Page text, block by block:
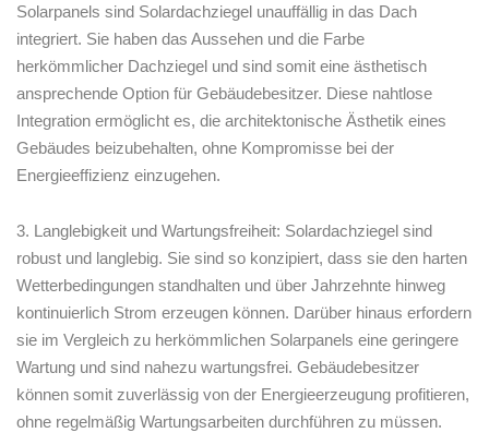
Solarpanels sind Solardachziegel unauffällig in das Dach
integriert.​ Sie haben ‌das‌ Aussehen und die Farbe​
herkömmlicher Dachziegel und sind⁢ somit‌ eine ästhetisch
ansprechende Option‌ für Gebäudebesitzer. Diese nahtlose
Integration ermöglicht es, ​die architektonische Ästhetik eines
Gebäudes beizubehalten, ohne Kompromisse bei der
Energieeffizienz einzugehen.
3. Langlebigkeit und Wartungsfreiheit: Solardachziegel sind
robust und langlebig. Sie sind so konzipiert, dass sie den harten
Wetterbedingungen standhalten und über Jahrzehnte hinweg
kontinuierlich Strom erzeugen können. Darüber hinaus erfordern
sie im Vergleich zu herkömmlichen Solarpanels‍ eine geringere
Wartung und sind nahezu wartungsfrei. Gebäudebesitzer
⁣können somit zuverlässig von der Energieerzeugung profitieren,
ohne ‌regelmäßig Wartungsarbeiten durchführen ⁣zu müssen.